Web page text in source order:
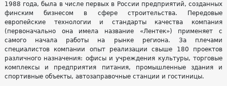
1988 года, была в числе первых в России предприятий, созданных
финским бизнесом в сфере строительства. Передовые
европейские технологии и стандарты качества компания
(первоначально она имела название «Лентек») применяет с
самого начала работы на рынке региона. За плечами
специалистов компании опыт реализации свыше 180 проектов
различного назначения: офисы и учреждения культуры, торговые
комплексы и предприятия питания, промышленные здания и
спортивные объекты, автозаправочные станции и гостиницы.